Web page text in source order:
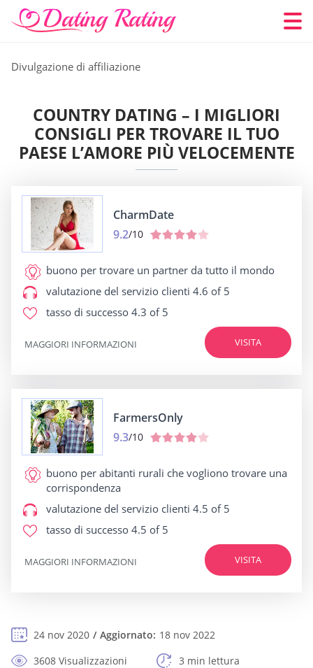
Divulgazione di affiliazione
COUNTRY DATING – I MIGLIORI
CONSIGLI PER TROVARE IL TUO
PAESE L’AMORE PIÙ VELOCEMENTE
CharmDate
9.2/10
buono per trovare un partner da tutto il mondo
valutazione del servizio clienti 4.6 of 5
tasso di successo 4.3 of 5
VISITA
MAGGIORI INFORMAZIONI
FarmersOnly
9.3/10
buono per abitanti rurali che vogliono trovare una
corrispondenza
valutazione del servizio clienti 4.5 of 5
tasso di successo 4.5 of 5
VISITA
MAGGIORI INFORMAZIONI
24 nov 2020 Aggiornato: 18 nov 2022
3608 Visualizzazioni
3 min lettura